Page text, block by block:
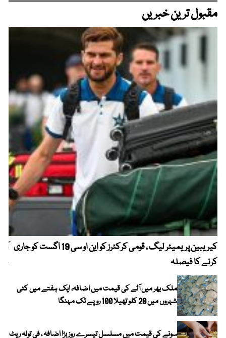
مقبول ترین خبریں
کیریبین پریمیئر لیگ ، قومی کرکٹرز کو این او سی 19 اگست کو جاری
کرنے کا فیصلہ
ملک بھر میں آٹے کی قیمت میں اضافہ، ایک ہفتے میں کئی
شہروں میں 20 کلو تھیلا 100 روپے تک مہنگا
سونے کی قیمت میں مسلسل تیسرے روز بڑا اضافہ ، فی تولہ ریٹ